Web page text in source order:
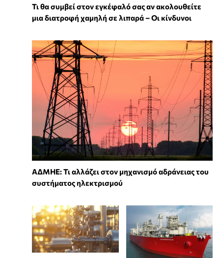
Τι θα συμβεί στον εγκέφαλό σας αν ακολουθείτε
μια διατροφή χαμηλή σε λιπαρά – Οι κίνδυνοι
ΑΔΜΗΕ: Τι αλλάζει στον μηχανισμό αδράνειας του
συστήματος ηλεκτρισμού